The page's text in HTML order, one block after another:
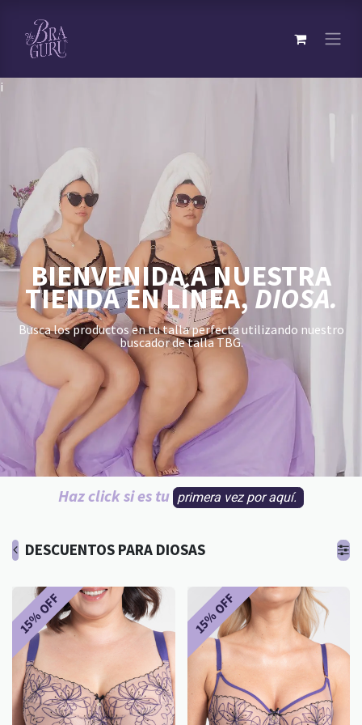
¡
BIENVENIDA A NUESTRA
TIENDA EN LÍNEA, DIOSA.
Busca los productos en tu talla perfecta utilizando nuestro
buscador de talla TBG.
Haz click si es tu primera vez por aquí.
DESCUENTOS PARA DIOSAS
15% OFF 15% OFF